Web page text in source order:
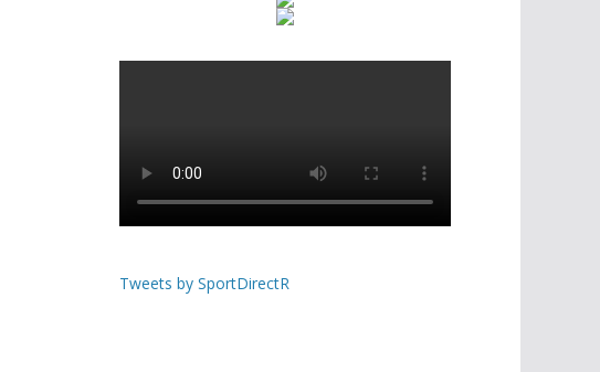
Tweets by SportDirectR